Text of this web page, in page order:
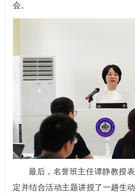
会。
最后，名誉班主任谭静教授
定并结合活动主题讲授了一趟生